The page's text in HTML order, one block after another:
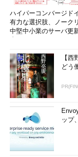
ハイパーコンバージド
有力な選択肢、ノーク
中堅中小業のサーバ更
【
どう
ップ